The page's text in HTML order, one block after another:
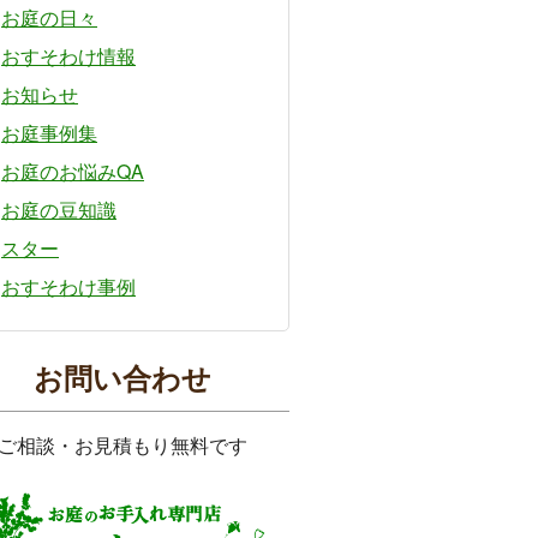
お庭の日々
おすそわけ情報
お知らせ
お庭事例集
お庭のお悩みQA
お庭の豆知識
スター
おすそわけ事例
お問い合わせ
相談・お見積もり無料です